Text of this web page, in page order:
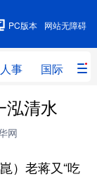
网站无障碍
PC版本
人事 国际 财
人事
教育
泓清水
网
）老蒋又“吃